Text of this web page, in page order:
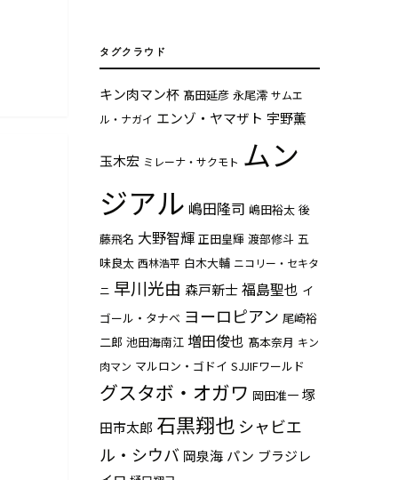
タグクラウド
キン肉マン杯 髙田延彦 永尾澪 サムエ
ル・ナガイ エンゾ・ヤマザト 宇野薫
玉木宏 ミレーナ・サクモト ムン
ジアル 嶋田隆司 嶋田裕太 後
藤飛名 大野智輝 正田皇輝 渡部修斗 五
味良太 西林浩平 白木大輔 ニコリー・セキタ
ニ 早川光由 森戸新士福島聖也 イ
ゴール・タナベ ヨーロピアン 尾崎裕
二郎 池田海南江 増田俊也 髙本奈月 キン
肉マン マルロン・ゴドイ SJJIFワールド
グスタボ・オガワ 岡田准一 塚
田市太郎 石黒翔也 シャビエ
ル・シウバ 岡泉海 パン ブラジレ